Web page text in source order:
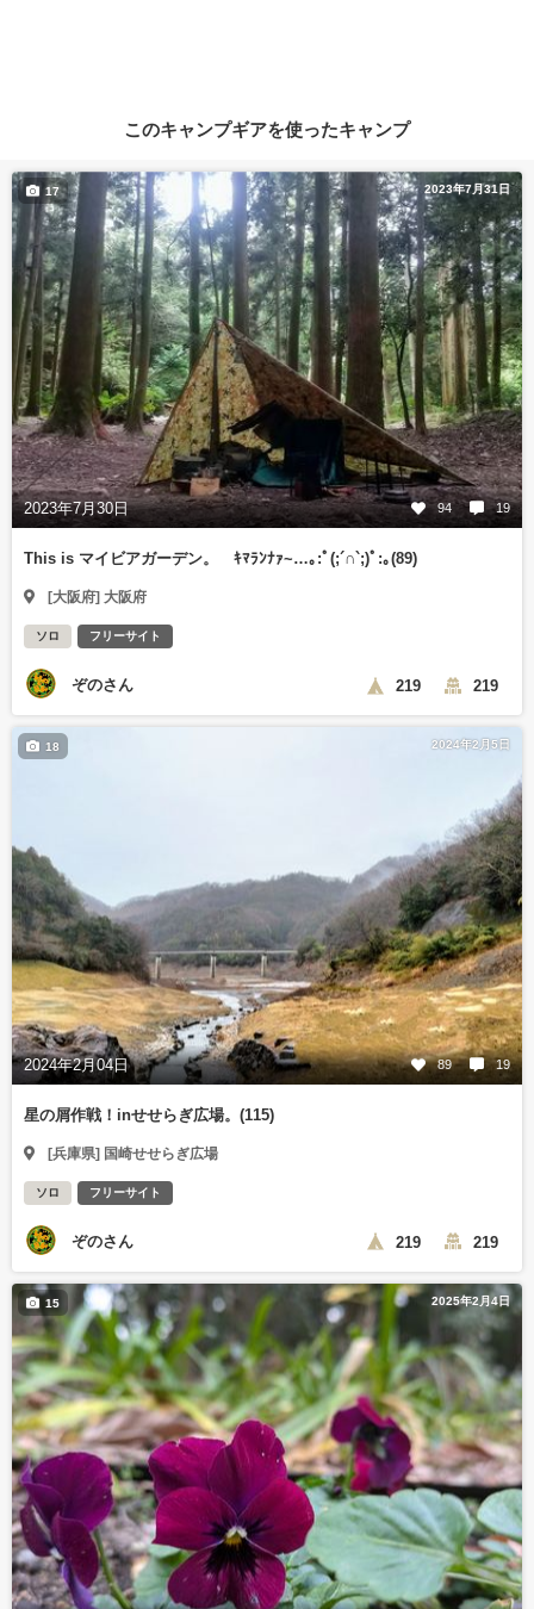
このキャンプギアを使ったキャンプ
2023年7月31日
2023年7月30日 94 19
17
This is マイビアガーデン。 ｷﾏﾗﾝﾅｧ~…｡⁠:ﾟ⁠(⁠;⁠´⁠∩⁠`⁠;⁠)ﾟ⁠:⁠｡(89)
[大阪府] 大阪府
ソロ フリーサイト
ぞのさん 219 219
2024年2月5日
2024年2月04日 89 19
18
星の屑作戦！inせせらぎ広場。(115)
[兵庫県] 国崎せせらぎ広場
ソロ フリーサイト
ぞのさん 219 219
2025年2月4日
15